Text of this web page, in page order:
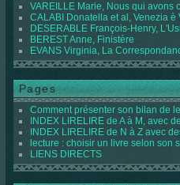
VAREILLE Marie, Nous qui avons
CALABI Donatella et al, Venezia è
DESERABLE François-Henry,
BEREST Anne, Finistère
EVANS Virginia, La
Pages
Comment présenter son bilan de
INDEX LIRELIRE de A à M, avec
INDEX LIRELIRE de N à Z avec
lecture : choisir un livre selon son
LIENS DIRECTS